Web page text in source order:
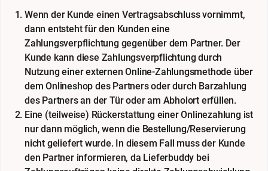
Wenn der Kunde einen Vertragsabschluss vornimmt,
dann entsteht für den Kunden eine
Zahlungsverpflichtung gegenüber dem Partner. Der
Kunde kann diese Zahlungsverpflichtung durch
Nutzung einer externen Online-Zahlungsmethode über
dem Onlineshop des Partners oder durch Barzahlung
des Partners an der Tür oder am Abholort erfüllen.
Eine (teilweise) Rückerstattung einer Onlinezahlung ist
nur dann möglich, wenn die Bestellung/Reservierung
nicht geliefert wurde. In diesem Fall muss der Kunde
den Partner informieren, da Lieferbuddy bei